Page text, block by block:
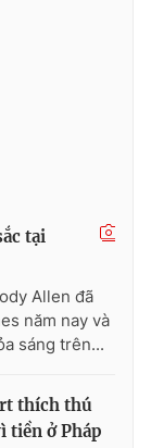
483/GP-BTTTT
Quốc Thắng,
tại
Allen đã
năm nay và
sáng trên...
thích thú
tiền ở Pháp